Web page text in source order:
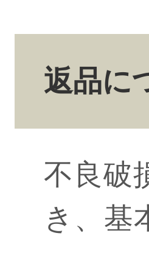
返品に
不良破
き、基